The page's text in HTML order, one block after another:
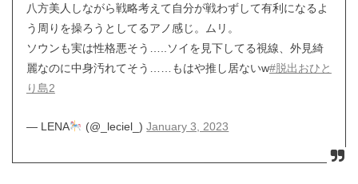
八方美人しながら戦略考えて自分が戦わずして有利になるよ
う周りを操ろうとしてるアノ感じ。ムリ。
ソウンも実は性格悪そう…..ソイを見下してる視線、外見綺
麗なのに中身汚れてそう……もはや推し居ないw#脱出おひと
り島2
— LENA (@_leciel_)January 3, 2023